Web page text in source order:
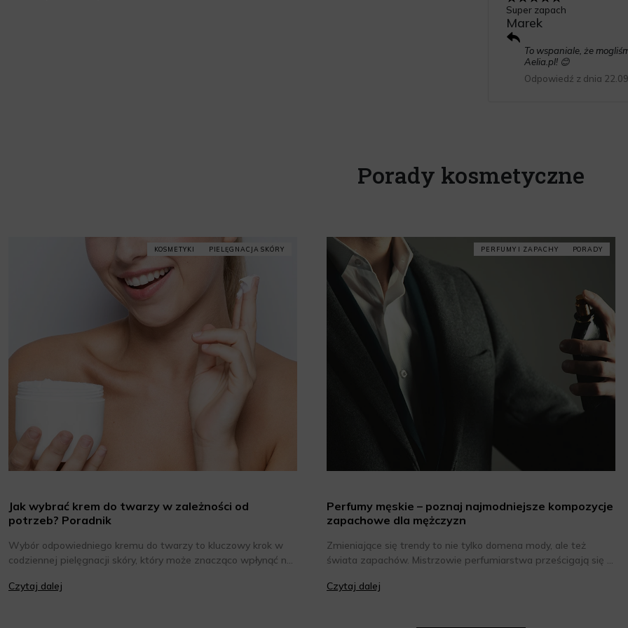
Super zapach
Marek
To wspaniale, że
Aelia.pl! 😊
Odpowiedź z dnia
Porady kosmetyczne
KOSMETYKI PIELĘGNACJA SKÓRY
Jak wybrać krem do twarzy w zależności od
potrzeb? Poradnik
Wybór odpowiedniego kremu do twarzy to kluczowy krok w
codziennej pielęgnacji skóry, który może znacząco wpłynąć na
kremów oraz wiedzieć, jak dopasować je do potrzeb własnej
Czytaj dalej
PERFUMY I ZAPACHY PORADY
Perfumy męskie – poznaj najmodniejsze kompozycje
zapachowe dla mężczyzn
Zmieniające się trendy to nie tylko domena mody, ale też
świata zapachów. Mistrzowie perfumiarstwa prześcigają się w
kompozycji, dlatego co roku można liczyć na kilka
Czytaj dalej